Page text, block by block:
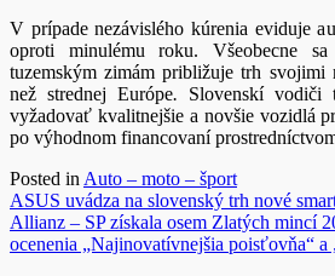
V prípade nezávislého kúrenia eviduje
oproti minulému roku. Všeobecne
tuzemským zimám približuje trh svojimi
než strednej Európe. Slovenskí vodiči
vyžadovať kvalitnejšie a novšie vozidlá
po výhodnom financovaní
Posted in Auto – moto – šport
Navigácia
v
ASUS uvádza na slovenský trh nové
Allianz – SP získala osem Zlatých mincí
ocenenia „Najinovatívnejšia poisťovňa“ a